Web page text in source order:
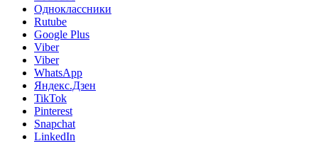
Одноклассники
Rutube
Google Plus
Viber
Viber
WhatsApp
Яндекс.Дзен
TikTok
Pinterest
Snapchat
LinkedIn